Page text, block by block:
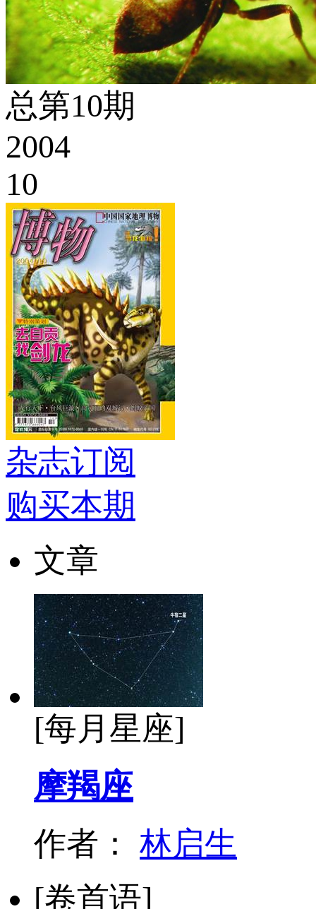
总第10期
2004
10
杂志订阅
购买本期
文章
[每月星座]
摩羯座
作者： 林启生
[卷首语]